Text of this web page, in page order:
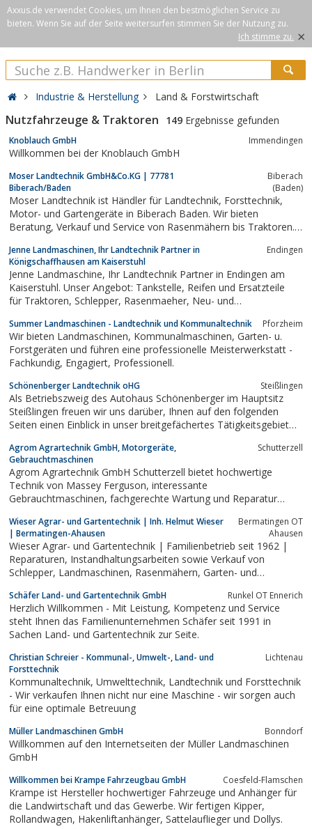
Axxus.de verwendet Cookies, um Ihnen den bestmöglichen Service zu
bieten. Wenn Sie auf der Seite weitersurfen stimmen Sie der Nutzung zu.
Ich stimme zu. ×
Industrie & Herstellung Land & Forstwirtschaft
Nutzfahrzeuge & Traktoren 149 Ergebnisse gefunden
Knoblauch GmbH Immendingen
Willkommen bei der Knoblauch GmbH
Moser Landtechnik GmbH&Co.KG | 77781
Biberach/Baden
Biberach
(Baden)
Moser Landtechnik ist Händler für Landtechnik, Forsttechnik,
Motor- und Gartengeräte in Biberach Baden. Wir bieten
Beratung, Verkauf und Service von Rasenmähern bis Traktoren.
Jenne Landmaschinen, Ihr Landtechnik Partner in
Königschaffhausen am Kaiserstuhl
Endingen
Jenne Landmaschine, Ihr Landtechnik Partner in Endingen am
Kaiserstuhl. Unser Angebot: Tankstelle, Reifen und Ersatzteile
für Traktoren, Schlepper, Rasenmaeher, Neu- und
Weinbau Ort Königschaffhausen
Summer Landmaschinen - Landtechnik und Kommunaltechnik Pforzheim
Wir bieten Landmaschinen, Kommunalmaschinen, Garten- u.
Forstgeräten und führen eine professionelle Meisterwerkstatt -
Fachkundig, Engagiert, Professionell.
Schönenberger Landtechnik oHG Steißlingen
Als Betriebszweig des Autohaus Schönenberger im Hauptsitz
Steißlingen freuen wir uns darüber, Ihnen auf den folgenden
Seiten einen Einblick in unser breitgefächertes Tätigkeitsgebiet
Kleingeräte wie z.B. Rasenmäher bis hin zur Landmaschine alles
ab, was...
Agrom Agrartechnik GmbH, Motorgeräte,
Gebrauchtmaschinen
Schutterzell
Agrom Agrartechnik GmbH Schutterzell bietet hochwertige
Technik von Massey Ferguson, interessante
Gebrauchtmaschinen, fachgerechte Wartung und Reparatur
Wieser Agrar- und Gartentechnik | Inh. Helmut Wieser
| Bermatingen-Ahausen
Bermatingen OT
Ahausen
Wieser Agrar- und Gartentechnik | Familienbetrieb seit 1962 |
Reparaturen, Instandhaltungsarbeiten sowie Verkauf von
Schlepper, Landmaschinen, Rasenmähern, Garten- und
Schäfer Land- und Gartentechnik GmbH Runkel OT Ennerich
Herzlich Willkommen - Mit Leistung, Kompetenz und Service
steht Ihnen das Familienunternehmen Schäfer seit 1991 in
Sachen Land- und Gartentechnik zur Seite.
Christian Schreier - Kommunal-, Umwelt-, Land- und
Forsttechnik
Lichtenau
Kommunaltechnik, Umwelttechnik, Landtechnik und Forsttechnik
- Wir verkaufen Ihnen nicht nur eine Maschine - wir sorgen auch
für eine optimale Betreuung
Müller Landmaschinen GmbH Bonndorf
Willkommen auf den Internetseiten der Müller Landmaschinen
GmbH
Willkommen bei Krampe Fahrzeugbau GmbH Coesfeld-Flamschen
Krampe ist Hersteller hochwertiger Fahrzeuge und Anhänger für
die Landwirtschaft und das Gewerbe. Wir fertigen Kipper,
Rollandwagen, Hakenliftanhänger, Sattelauflieger und Dollys.